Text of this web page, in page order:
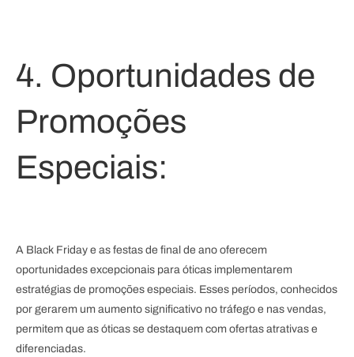
4. Oportunidades de
Promoções
Especiais:
A Black Friday e as festas de final de ano oferecem
oportunidades excepcionais para óticas implementarem
estratégias de promoções especiais. Esses períodos, conhecidos
por gerarem um aumento significativo no tráfego e nas vendas,
permitem que as óticas se destaquem com ofertas atrativas e
diferenciadas.